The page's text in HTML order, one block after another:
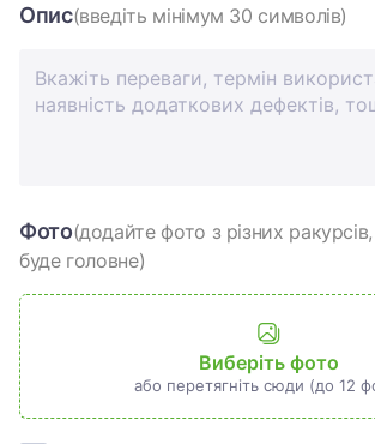
Опис(введіть мінімум 30 символів)
Фото(додайте фото з різних
буде головне)
Виберіть фото
або перетягніть сюди (до 12